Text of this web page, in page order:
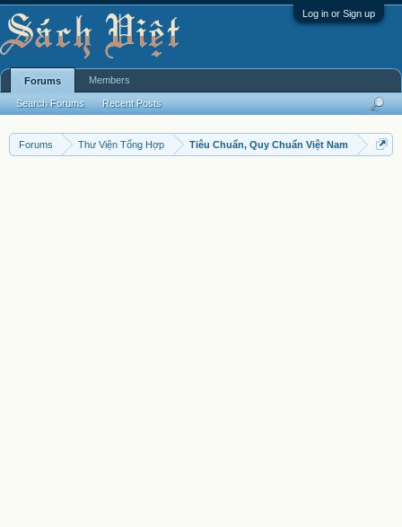
Log in or Sign up
Forums Thư Viện Tổng Hợp Tiêu Chuẩn, Quy Chuẩn Việt Nam
Forums
Search Forums Recent Posts
Members